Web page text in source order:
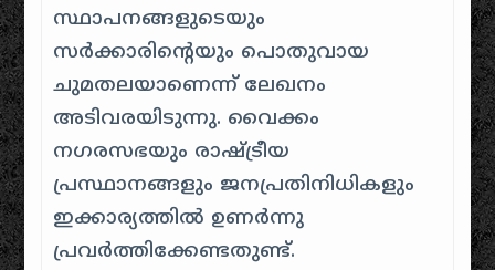
സ്ഥാപനങ്ങളുടെയും
സർക്കാരിന്റെയും പൊതുവായ
ചുമതലയാണെന്ന് ലേഖനം
അടിവരയിടുന്നു. വൈക്കം
നഗരസഭയും രാഷ്ട്രീയ
പ്രസ്ഥാനങ്ങളും ജനപ്രതിനിധികളും
ഇക്കാര്യത്തിൽ ഉണർന്നു
പ്രവർത്തിക്കേണ്ടതുണ്ട്.